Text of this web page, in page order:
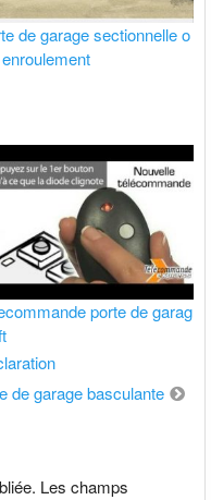
de garage sectionnelle o
porte de garag
de garage basculante
Les champs